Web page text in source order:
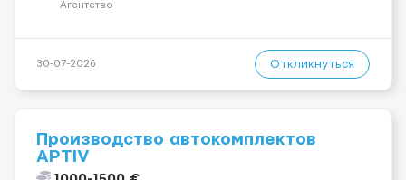
Агентство
30-07-2026 Откликнуться
Производство автокомплектов
APTIV